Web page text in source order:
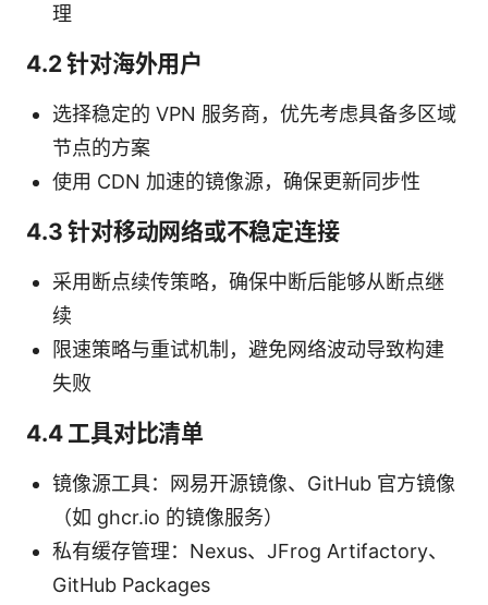
理
4.2 针对海外用户
选择稳定的 VPN 服务商，优先考虑具备多区域
节点的方案
使用 CDN 加速的镜像源，确保更新同步性
4.3 针对移动网络或不稳定连接
采用断点续传策略，确保中断后能够从断点继
续
限速策略与重试机制，避免网络波动导致构建
失败
4.4 工具对比清单
镜像源工具：网易开源镜像、GitHub 官方镜像
（如 ghcr.io 的镜像服务）
私有缓存管理：Nexus、JFrog Artifactory、
GitHub Packages